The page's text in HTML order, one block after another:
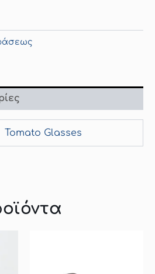
Tomato Glasses